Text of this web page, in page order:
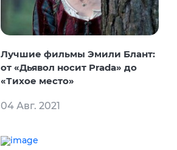
Лучшие фильмы Эмили Блант:
от «Дьявол носит Prada» до
«Тихое место»
04 Авг. 2021